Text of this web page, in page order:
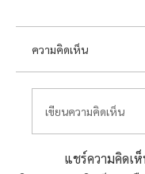
ความคิดเห็น
เขียนความคิดเห็น
แชร์ความคิดเ